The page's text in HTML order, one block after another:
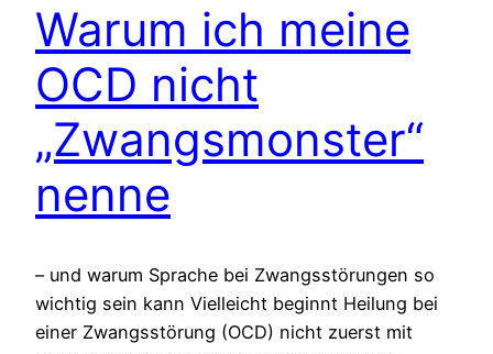
Warum ich meine
OCD nicht
„Zwangsmonster“
nenne
– und warum Sprache bei Zwangsstörungen so
wichtig sein kann Vielleicht beginnt Heilung bei
einer Zwangsstörung (OCD) nicht zuerst mit